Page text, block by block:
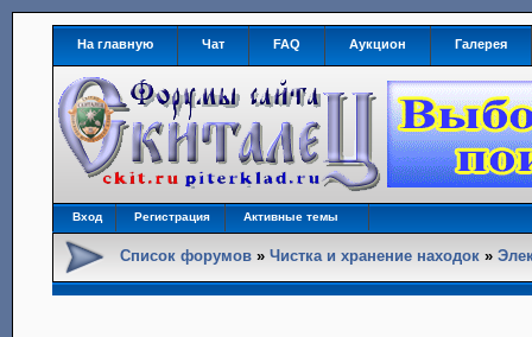
На главную Чат FAQ Аукцион Галерея
Вход Регистрация Активные темы
Список форумов »Чистка и хранение находок »